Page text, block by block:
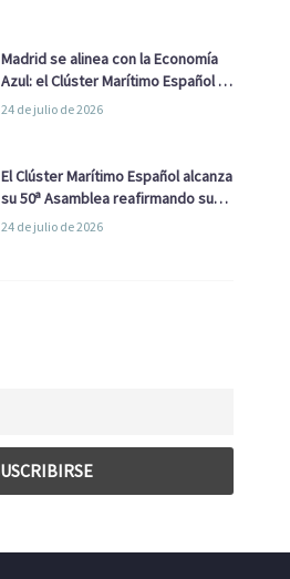
Madrid se alinea con la Economía
Azul: el Clúster Marítimo Español y
la Real Liga Naval avanzan alianzas
24 de julio de 2026
El Clúster Marítimo Español alcanza
su 50ª Asamblea reafirmando su
liderazgo en la Economía Azul
24 de julio de 2026